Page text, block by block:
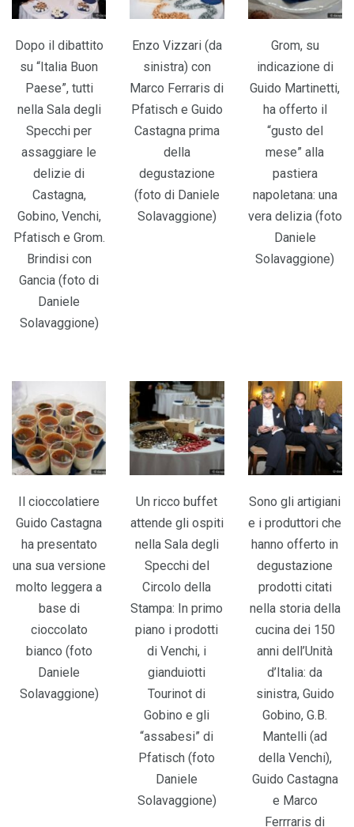
Dopo il dibattito
su “Italia Buon
Paese”, tutti
nella Sala degli
Specchi per
assaggiare le
delizie di
Castagna,
Gobino, Venchi,
Pfatisch e Grom.
Brindisi con
Gancia (foto di
Daniele
Solavaggione)
Enzo Vizzari (da
sinistra) con
Marco Ferraris di
Pfatisch e Guido
Castagna prima
della
degustazione
(foto di Daniele
Solavaggione)
Grom, su
indicazione di
Guido Martinetti,
ha offerto il
“gusto del
mese” alla
pastiera
napoletana: una
vera delizia (foto
Daniele
Solavaggione)
Il cioccolatiere
Guido Castagna
ha presentato
una sua versione
molto leggera a
base di
cioccolato
bianco (foto
Daniele
Solavaggione)
Un ricco buffet
attende gli ospiti
nella Sala degli
Specchi del
Circolo della
Stampa: In primo
piano i prodotti
di Venchi, i
gianduiotti
Tourinot di
Gobino e gli
“assabesi” di
Pfatisch (foto
Daniele
Solavaggione)
Sono gli artigiani
e i produttori che
hanno offerto in
degustazione
prodotti citati
nella storia della
cucina dei 150
anni dell’Unità
d’Italia: da
sinistra, Guido
Gobino, G.B.
Mantelli (ad
della Venchi),
Guido Castagna
e Marco
Ferrraris di